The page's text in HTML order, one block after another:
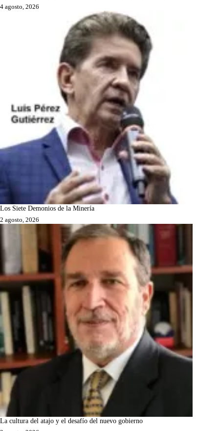
4 agosto, 2026
Los Siete Demonios de la Minería
2 agosto, 2026
La cultura del atajo y el desafío del nuevo gobierno